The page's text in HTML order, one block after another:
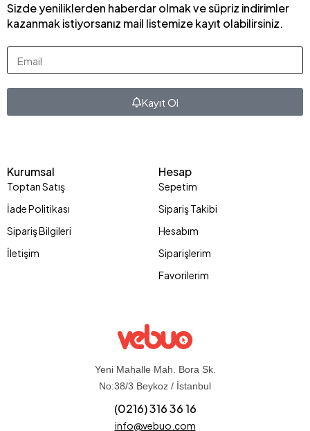
Yeni Mahalle Mah. Bora Sk.
No:38/3 Beykoz / İstanbul
(0216) 316 36 16
info@vebuo.com
Kurumsal
Toptan Satış
İade Politikası
Sipariş Bilgileri
İletişim
Hesap
Sepetim
Sipariş Takibi
Hesabım
Siparişlerim
Favorilerim
Sizde yeniliklerden haberdar olmak ve süpriz indirimler
kazanmak istiyorsanız mail listemize kayıt olabilirsiniz.
Kayıt Ol